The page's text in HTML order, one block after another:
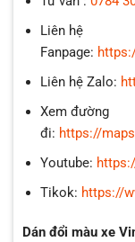
Liên hệ
Fanpage:
Liên hệ Zalo:
Xem đường
đi: https://
Youtube:
Tikok: https://
Dán đổi màu xe